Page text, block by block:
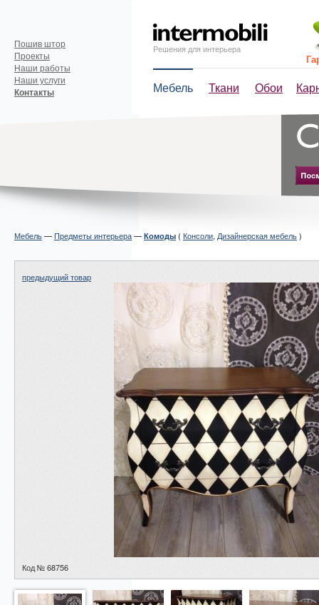
Решения для интерьера
Мебель Ткани Обои
Пошив штор
Проекты
Наши работы
Наши услуги
Контакты
Мебель—Предметы интерьера— Комоды ( Консоли, Дизайнерская мебель)
предыдущий товар
Код № 68756